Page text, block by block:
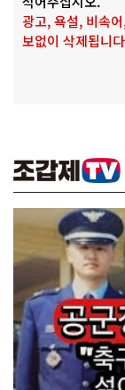
광고, 욕설, 비속
보없이 삭제됩니